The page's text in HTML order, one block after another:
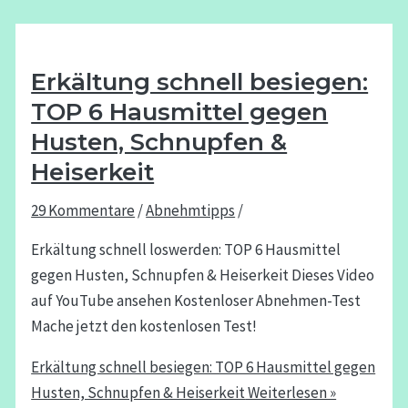
Erkältung schnell besiegen:
TOP 6 Hausmittel gegen
Husten, Schnupfen &
Heiserkeit
29 Kommentare /Abnehmtipps /
Erkältung schnell loswerden: TOP 6 Hausmittel
gegen Husten, Schnupfen & Heiserkeit Dieses Video
auf YouTube ansehen Kostenloser Abnehmen-Test
Mache jetzt den kostenlosen Test!
Erkältung schnell besiegen: TOP 6 Hausmittel gegen
Husten, Schnupfen & HeiserkeitWeiterlesen »